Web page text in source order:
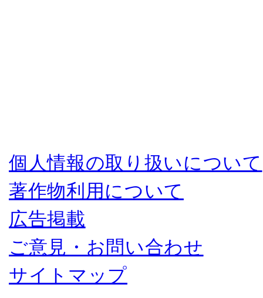
個人情報の取り扱いについて
著作物利用について
広告掲載
ご意見・お問い合わせ
サイトマップ